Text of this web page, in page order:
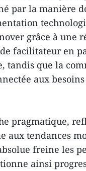
par la manière
grâce à une
facilitateur en
tandis que la
aux besoins
pragmatique,
aux tendances
freine les
ainsi